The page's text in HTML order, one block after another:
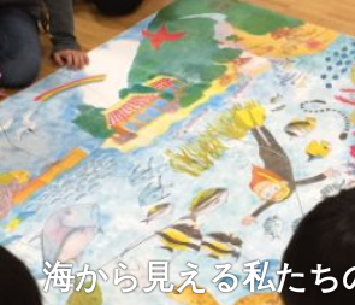
へ
キ
ッ
プ
ョ
に
移
動
海から見える私たち
Previous